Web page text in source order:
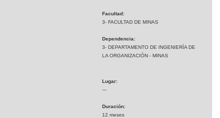
Facultad:
3- FACULTAD DE MINAS
Dependencia:
3- DEPARTAMENTO DE INGENIERÍA DE
LA ORGANIZACIÓN - MINAS
Lugar:
---
Duración:
12 meses